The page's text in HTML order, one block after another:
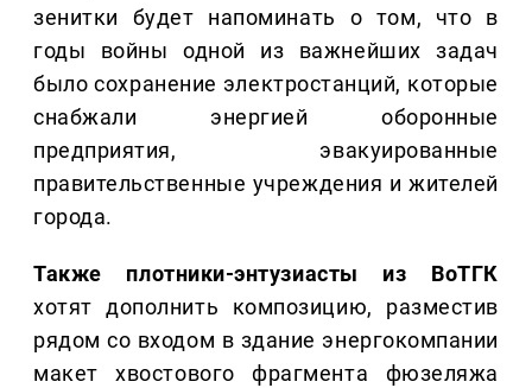
зенитки будет напоминать о том, что в
годы войны одной из важнейших задач
было сохранение электростанций, которые
снабжали энергией оборонные
предприятия, эвакуированные
правительственные учреждения и жителей
города.
Также плотники-энтузиасты из ВоТГК
хотят дополнить композицию, разместив
рядом со входом в здание энергокомпании
макет хвостового фрагмента фюзеляжа